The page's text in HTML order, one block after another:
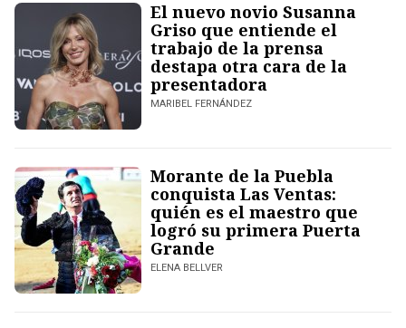
El nuevo novio Susanna
Griso que entiende el
trabajo de la prensa
destapa otra cara de la
presentadora
MARIBEL FERNÁNDEZ
Morante de la Puebla
conquista Las Ventas:
quién es el maestro que
logró su primera Puerta
Grande
ELENA BELLVER